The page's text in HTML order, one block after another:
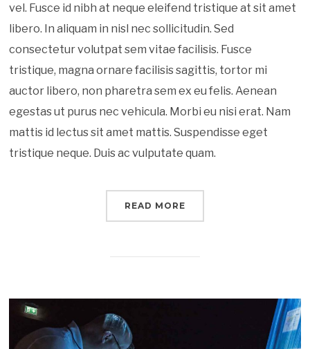
vel. Fusce id nibh at neque eleifend tristique at sit amet
libero. In aliquam in nisl nec sollicitudin. Sed
consectetur volutpat sem vitae facilisis. Fusce
tristique, magna ornare facilisis sagittis, tortor mi
auctor libero, non pharetra sem ex eu felis. Aenean
egestas ut purus nec vehicula. Morbi eu nisi erat. Nam
mattis id lectus sit amet mattis. Suspendisse eget
tristique neque. Duis ac vulputate quam.
READ MORE